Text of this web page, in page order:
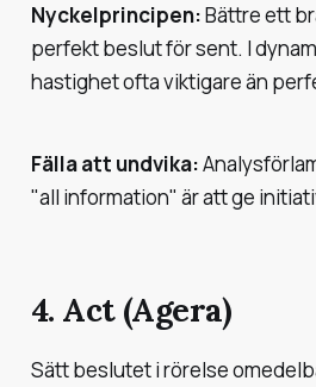
Nyckelprincipen:Bättre ett
perfekt beslut för sent. I
hastighet ofta viktigare än
Fälla att undvika:
"all information" är att ge
4. Act (Agera)
Sätt beslutet i rörelse